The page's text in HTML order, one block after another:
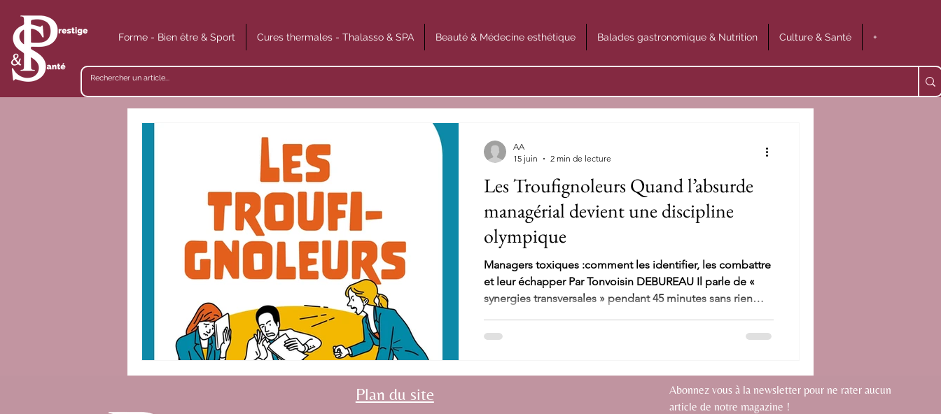
Forme - Bien être & Sport Cures thermales - Thalasso & SPA Beauté & Médecine esthétique Balades gastronomique & Nutrition Culture & Santé +
Les Troufignoleurs Quand l’absurde
managérial devient une discipline
olympique
Managers toxiques :comment les identifier, les combattre
et leur échapper Par Tonvoisin DEBUREAU Il parle de «
synergies transversales » pendant 45 minutes sans rien
absolue. Il critique tout, sauf ses propres décisions. Et
AA
15 juin
2 min de lecture
Plan du site
Abonnez vous à la newsletter pour ne rater aucun
article de notre magazine !